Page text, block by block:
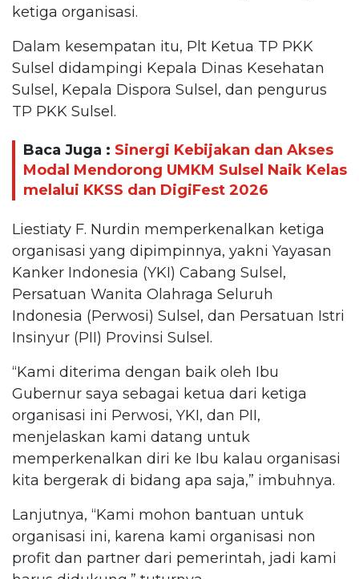
ketiga organisasi.
Dalam kesempatan itu, Plt Ketua TP PKK
Sulsel didampingi Kepala Dinas Kesehatan
Sulsel, Kepala Dispora Sulsel, dan pengurus
TP PKK Sulsel.
Baca Juga : Sinergi Kebijakan dan Akses
Modal Mendorong UMKM Sulsel Naik Kelas
melalui KKSS dan DigiFest 2026
Liestiaty F. Nurdin memperkenalkan ketiga
organisasi yang dipimpinnya, yakni Yayasan
Kanker Indonesia (YKI) Cabang Sulsel,
Persatuan Wanita Olahraga Seluruh
Indonesia (Perwosi) Sulsel, dan Persatuan Istri
Insinyur (PII) Provinsi Sulsel.
“Kami diterima dengan baik oleh Ibu
Gubernur saya sebagai ketua dari ketiga
organisasi ini Perwosi, YKI, dan PII,
menjelaskan kami datang untuk
memperkenalkan diri ke Ibu kalau organisasi
kita bergerak di bidang apa saja,” imbuhnya.
Lanjutnya, “Kami mohon bantuan untuk
organisasi ini, karena kami organisasi non
profit dan partner dari pemerintah, jadi kami